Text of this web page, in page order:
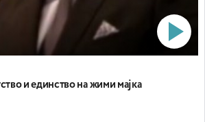
и единство на жими мајка